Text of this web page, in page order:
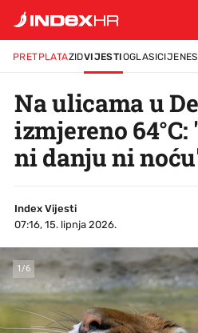
PRETPLATAZIDVIJESTIOGLASICIJENE
Na ulicama u
izmjereno
ni danju ni
Index Vijesti
07:16, 15. lipnja 2026.
1/6